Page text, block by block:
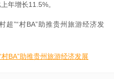
年增长11.5%。
超”“村BA”助推贵州旅游经济发
村BA”助推贵州旅游经济发展